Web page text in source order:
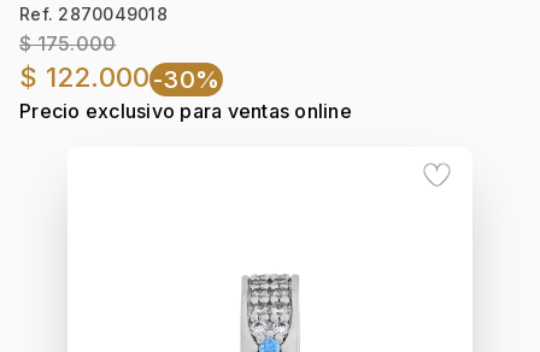
Ref. 2870049018
$ 175.000
$ 122.000-30%
Precio exclusivo para ventas online